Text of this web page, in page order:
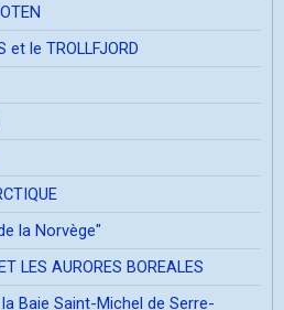
et le TROLLFJORD
la Norvège"
LES AURORES BOREALES
Baie Saint-Michel de Serre-